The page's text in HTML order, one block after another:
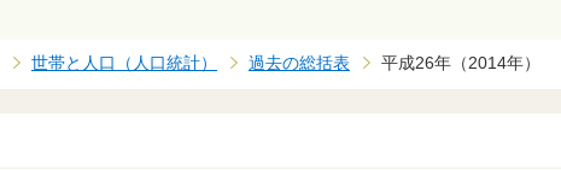
世帯と人口（人口統計） 過去の総括表 平成26年（2014年）